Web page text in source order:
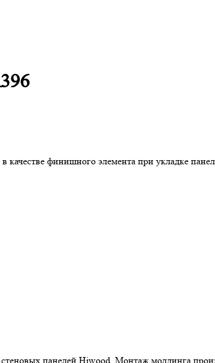
финишного элемента при укладке
панелей Hiwood. Монтаж молдинга